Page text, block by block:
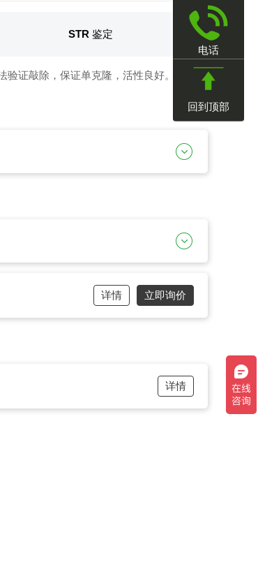
STR 鉴定
证敲除，保证单克隆，活性良好。
详情 立即询价
详情
电话
回到顶部